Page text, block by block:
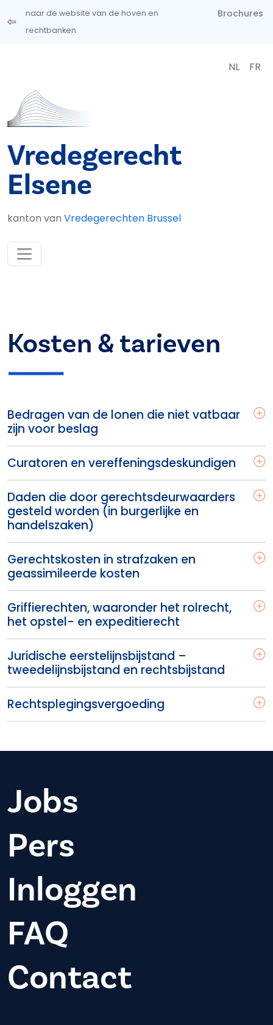
Overslaan en naar de inhoud gaan
naar de website van de hoven en
rechtbanken
Brochures
NL FR
Vredegerecht
Elsene
kanton van Vredegerechten Brussel
Kosten & tarieven
Bedragen van de lonen die niet vatbaar
zijn voor beslag
Curatoren en vereffeningsdeskundigen
Daden die door gerechtsdeurwaarders
gesteld worden (in burgerlijke en
handelszaken)
Gerechtskosten in strafzaken en
geassimileerde kosten
Griffierechten, waaronder het rolrecht,
het opstel- en expeditierecht
Juridische eerstelijnsbijstand –
tweedelijnsbijstand en rechtsbijstand
Rechtsplegingsvergoeding
Jobs
Pers
Inloggen
FAQ
Contact